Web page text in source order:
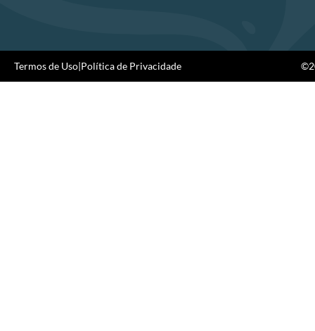
Termos de Uso|Política de Privacidade